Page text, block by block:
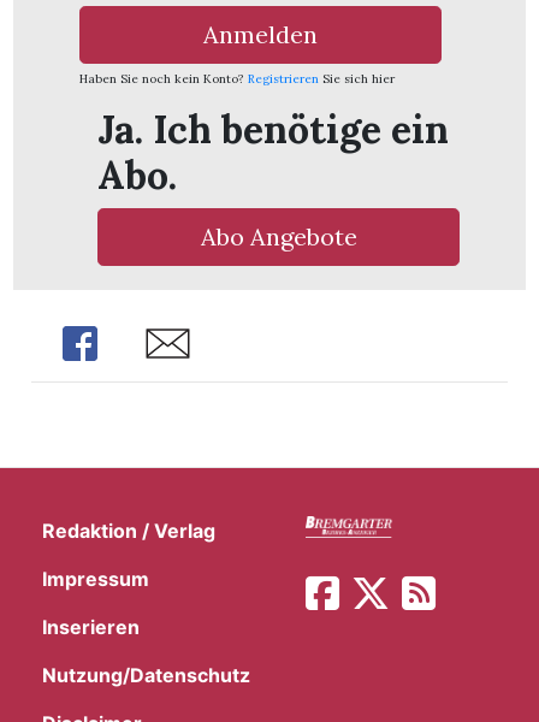
Anmelden
Haben Sie noch kein Konto? Registrieren Sie sich hier
Ja. Ich benötige ein
Abo.
Abo Angebote
Share Share
Redaktion / Verlag
Impressum
Inserieren
Nutzung/Datenschutz